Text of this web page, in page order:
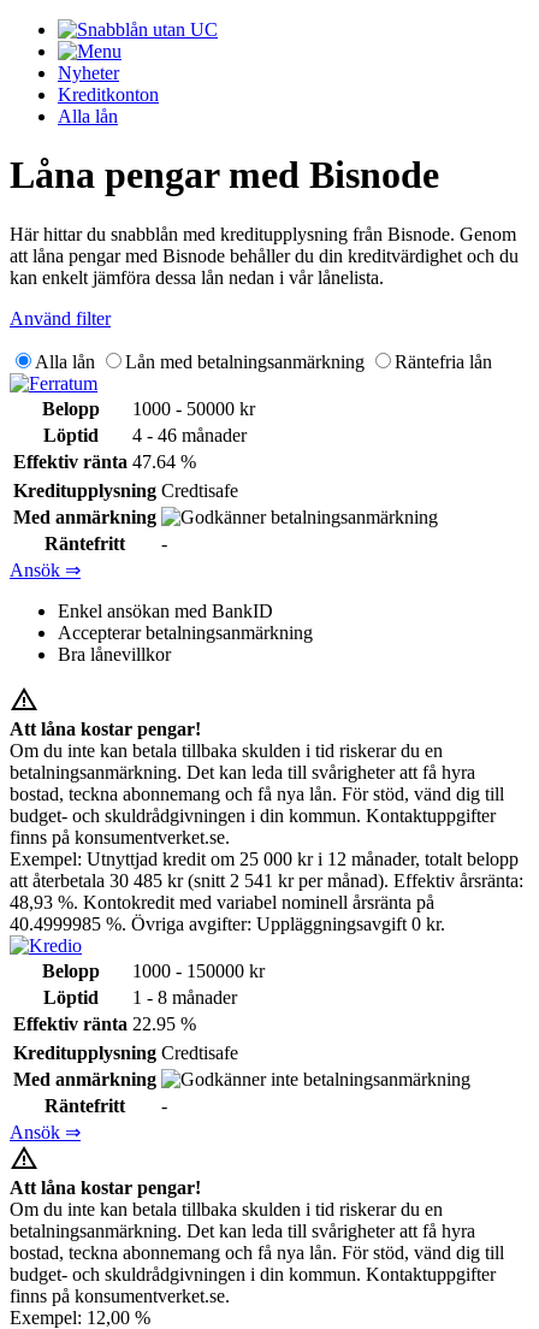
Nyheter
Kreditkonton
Alla lån
Låna pengar med Bisnode
Här hittar du snabblån med kreditupplysning från Bisnode. Genom
att låna pengar med Bisnode behåller du din kreditvärdighet och du
kan enkelt jämföra dessa lån nedan i vår lånelista.
Använd filter
Alla lån Lån med betalningsanmärkning Räntefria lån
Belopp
1000 - 50000 kr
Löptid
4 - 46 månader
Effektiv ränta 47.64 %
Kreditupplysning Credtisafe
Med anmärkning
Räntefritt
-
Ansök ⇒
Enkel ansökan med BankID
Accepterar betalningsanmärkning
Bra lånevillkor
warning_amber
Att låna kostar pengar!
Om du inte kan betala tillbaka skulden i tid riskerar du en
betalningsanmärkning. Det kan leda till svårigheter att få hyra
bostad, teckna abonnemang och få nya lån. För stöd, vänd dig till
budget- och skuldrådgivningen i din kommun. Kontaktuppgifter
finns på konsumentverket.se.
Exempel: Utnyttjad kredit om 25 000 kr i 12 månader, totalt belopp
att återbetala 30 485 kr (snitt 2 541 kr per månad). Effektiv årsränta:
48,93 %. Kontokredit med variabel nominell årsränta på
40.4999985 %. Övriga avgifter: Uppläggningsavgift 0 kr.
Belopp
1000 - 150000 kr
Löptid
1 - 8 månader
Effektiv ränta 22.95 %
Kreditupplysning Credtisafe
Med anmärkning
Räntefritt
-
Ansök ⇒
warning_amber
Att låna kostar pengar!
Om du inte kan betala tillbaka skulden i tid riskerar du en
betalningsanmärkning. Det kan leda till svårigheter att få hyra
bostad, teckna abonnemang och få nya lån. För stöd, vänd dig till
budget- och skuldrådgivningen i din kommun. Kontaktuppgifter
finns på konsumentverket.se.
Exempel: 12,00 %